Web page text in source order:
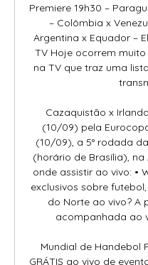
Premiere 19h30 –
– Colômbia x
Argentina x Equador –
TV Hoje ocorrem
na TV que traz uma
Cazaquistão x
(10/09) pela
(10/09), a 5° rodada
(horário de Brasília),
onde assistir ao vivo: •
exclusivos sobre
do Norte ao vivo? A
acompanhada ao
Mundial de Handebol
GRÁTIS ao vivo de